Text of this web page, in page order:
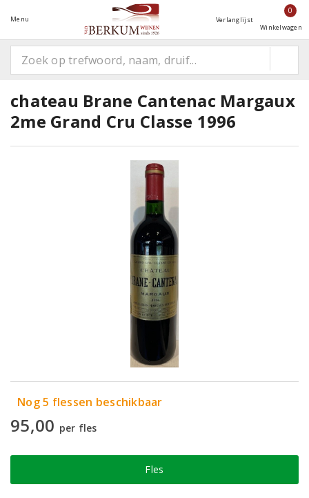
Menu Verlanglijst
0
Winkelwagen
chateau Brane Cantenac Margaux
2me Grand Cru Classe 1996
Nog 5 flessen beschikbaar
95,00 per fles
Fles